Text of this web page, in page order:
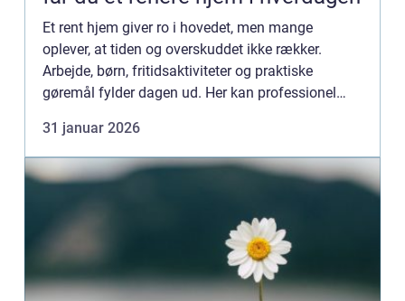
Et rent hjem giver ro i hovedet, men mange
oplever, at tiden og overskuddet ikke rækker.
Arbejde, børn, fritidsaktiviteter og praktiske
gøremål fylder dagen ud. Her kan professionel
mere frihed i hverd...
31 januar 2026